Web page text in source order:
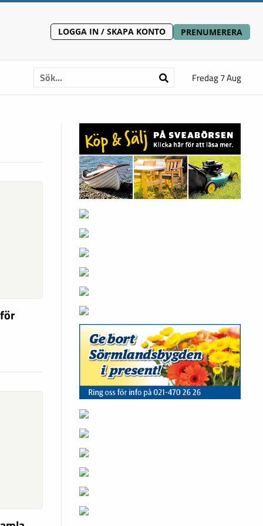
LOGGA IN / SKAPA KONTO PRENUMERERA
Fredag 7 Aug